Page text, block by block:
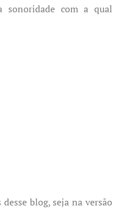
sonoridade com a qual
blog, seja na versão